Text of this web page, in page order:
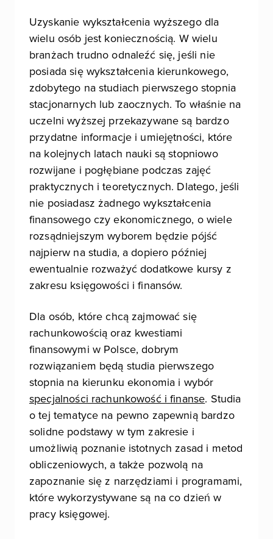
Uzyskanie wykształcenia wyższego dla
wielu osób jest koniecznością. W wielu
branżach trudno odnaleźć się, jeśli nie
posiada się wykształcenia kierunkowego,
zdobytego na studiach pierwszego stopnia
stacjonarnych lub zaocznych. To właśnie na
uczelni wyższej przekazywane są bardzo
przydatne informacje i umiejętności, które
na kolejnych latach nauki są stopniowo
rozwijane i pogłębiane podczas zajęć
praktycznych i teoretycznych. Dlatego, jeśli
nie posiadasz żadnego wykształcenia
finansowego czy ekonomicznego, o wiele
rozsądniejszym wyborem będzie pójść
najpierw na studia, a dopiero później
ewentualnie rozważyć dodatkowe kursy z
zakresu księgowości i finansów.
Dla osób, które chcą zajmować się
rachunkowością oraz kwestiami
finansowymi w Polsce, dobrym
rozwiązaniem będą studia pierwszego
stopnia na kierunku ekonomia i wybór
specjalności rachunkowość i finanse. Studia
o tej tematyce na pewno zapewnią bardzo
solidne podstawy w tym zakresie i
umożliwią poznanie istotnych zasad i metod
obliczeniowych, a także pozwolą na
zapoznanie się z narzędziami i programami,
które wykorzystywane są na co dzień w
pracy księgowej.